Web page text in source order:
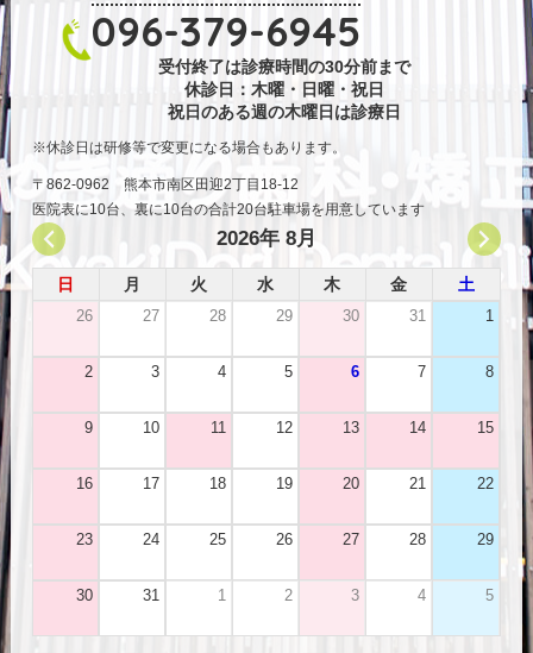
096-379-6945
受付終了は診療時間の30分前まで
休診日：木曜・日曜・祝日
祝日のある週の木曜日は診療日
休診日は研修等で変更になる場合もあります。
〒862-0962 熊本市南区田迎2丁目18-12
医院表に10台、裏に10台の合計20台駐車場を用意しています
2026年 8月
日 月 火 水 木 金 土
26 27 28 29 30 31 1
2 3 4 5 6 7 8
9 10 11 12 13 14 15
16 17 18 19 20 21 22
23 24 25 26 27 28 29
30 31 1 2 3 4 5